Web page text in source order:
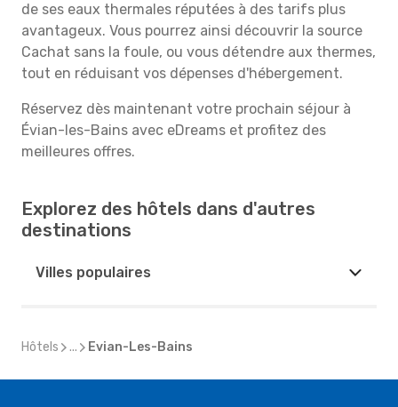
de ses eaux thermales réputées à des tarifs plus
avantageux. Vous pourrez ainsi découvrir la source
Cachat sans la foule, ou vous détendre aux thermes,
tout en réduisant vos dépenses d'hébergement.
Réservez dès maintenant votre prochain séjour à
Évian-les-Bains avec eDreams et profitez des
meilleures offres.
Explorez des hôtels dans d'autres
destinations
Villes populaires
Hôtels ... Evian-Les-Bains